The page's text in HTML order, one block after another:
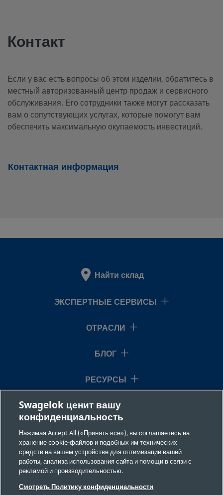
2507-600-
1-4-SG2
Super Duplex
Stainless Steel
3/8 in.
Tube
Fitting
Super Duplex
2507-600-
Stainless Steel
Super Duplex
2507-600-
2-8-SG2
Super Duplex
Stainless Steel
Fitting
2507-810-
1-4-SG2
Super Duplex
Stainless Steel
Контакт
Если у вас есть вопросы об этом изделии, обратитесь в
местный авторизованный центр продаж и сервисного
обслуживания. Его сотрудники также могут рассказать
вам о сопутствующих услугах, которые помогут вам
обеспечить максимальную окупаемость инвестиций.
Контактная информация
Найти склад
ЭКСПЕРТНЫЕ СЕРВИСЫ
ОТРАСЛИ
БЛОГ
РЕСУРСЫ
О НАС
Swagelok ценит вашу
конфиденциальность
Нажимая Accept All («Принять все»), вы соглашаетесь на
хранение cookie-файлов и подобных им технических
средств на вашем устройстве для оптимизации вашей
работы, анализа использования сайта и помощи в связи с
рекламой и производительностью.
Смотреть Политику конфиденциальности